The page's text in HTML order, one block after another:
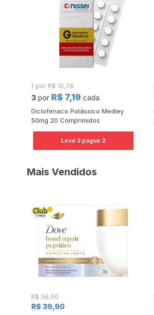
1 por R$ 10,78
3por R$ 7,19 cada
Diclofenaco Potássico Medley
50mg 20 Comprimidos
Leve 3pague 2
Mais Vendidos
R$ 56,90
R$ 39,90